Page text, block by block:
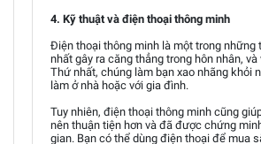
4. Kỹ thuật và điện thoại thông minh
Điện thoại thông minh là một trong những
nhất gây ra căng thẳng trong hôn nhân, và
Thứ nhất, chúng làm bạn xao nhãng khỏi
làm ở nhà hoặc với gia đình.
Tuy nhiên, điện thoại thông minh cũng
nên thuận tiện hơn và đã được chứng
gian. Bạn có thể dùng điện thoại để mua